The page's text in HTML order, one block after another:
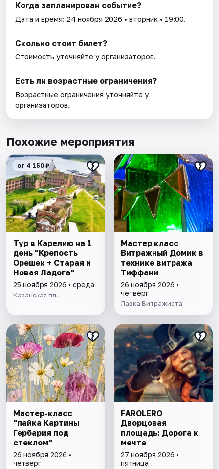
Когда запланирован событие?
Дата и время:24 ноября 2026 • вторник • 19:00.
Сколько стоит билет?
Стоимость уточняйте у организаторов.
Есть ли возрастные ограничения?
Возрастные ограничения уточняйте у
организаторов.
Похожие мероприятия
от 4 150 ₽
Тур в Карелию на 1
день "Крепость
Орешек + Старая и
Новая Ладога"
25 ноября 2026 • среда
Казанская пл.
Мастер класс
Витражный Домик в
технике витража
Тиффани
26 ноября 2026 •
четверг
Лавка Витражиста
Мастер-класс
"пайка Картины
Гербария под
стеклом"
26 ноября 2026 •
четверг
FAROLERO
Дворцовая
площадь: Дорога к
мечте
27 ноября 2026 •
пятница